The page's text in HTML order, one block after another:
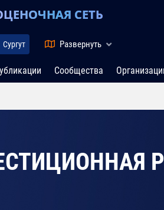
СЕТЬ
Сургут Развернуть
Сообщества